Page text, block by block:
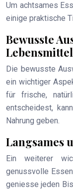
Um achtsames
einige praktische
Bewusste
Die bewusste
ein wichtiger
für frische,
entscheidest,
Nahrung geben.
Langsames
Ein weiterer
genussvolle
geniesse jeden